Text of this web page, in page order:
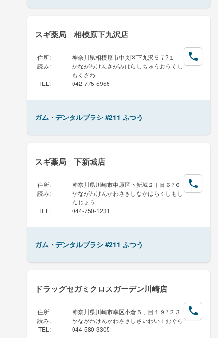
スギ薬局 相模原下九沢店
住所:
神奈川県相模原市中央区下九沢５７?１
読み:
かながわけんさがみはらしちゅうおうくし
もくざわ
TEL : 042-775-5955
ガム・デンタルブラシ #211 ふつう
スギ薬局 下新城店
住所:
神奈川県川崎市中原区下新城２丁目６?６
読み:
かながわけんかわさきしなかはらくしもし
んじょう
TEL : 044-750-1231
ガム・デンタルブラシ #211 ふつう
ドラッグセガミクロスガーデン川崎店
住所:
神奈川県川崎市幸区小倉５丁目１９?２３
読み:
かながわけんかわさきしさいわいくおぐら
TEL : 044-580-3305